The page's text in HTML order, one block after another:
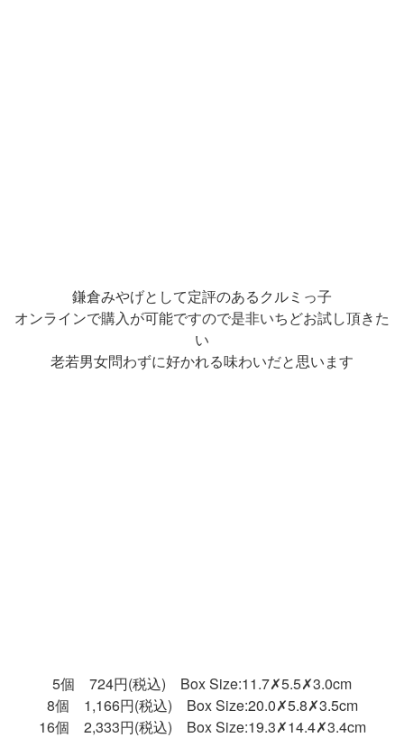
鎌倉みやげとして定評のあるクルミっ子
オンラインで購入が可能ですので是非いちどお試し頂きた
い
老若男女問わずに好かれる味わいだと思います
5個 724円(税込) Box Size:11.7✗5.5✗3.0cm
8個 1,166円(税込) Box Size:20.0✗5.8✗3.5cm
16個 2,333円(税込) Box Size:19.3✗14.4✗3.4cm